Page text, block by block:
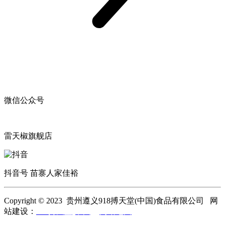
微信公众号
雷天椒旗舰店
抖音号 苗寨人家佳裕
Copyright © 2023 贵州遵义918搏天堂(中国)食品有限公司 网
站建设：